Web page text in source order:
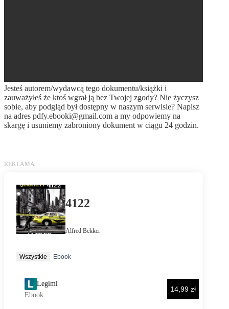
Jesteś autorem/wydawcą tego dokumentu/książki i
zauważyłeś że ktoś wgrał ją bez Twojej zgody? Nie życzysz
sobie, aby podgląd był dostępny w naszym serwisie? Napisz
na adres pdfy.ebooki@gmail.com a my odpowiemy na
skargę i usuniemy zabroniony dokument w ciągu 24 godzin.